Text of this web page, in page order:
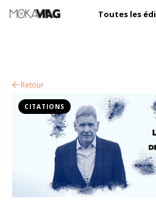
Toutes les
Retour
CITATIONS